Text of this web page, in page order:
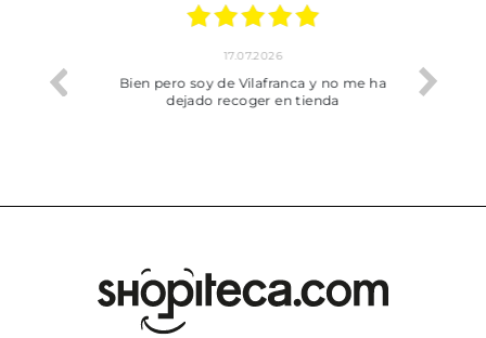
trobat
17.07.2026
Bien pero soy de Vilafranca y no me ha
dejado recoger en tienda